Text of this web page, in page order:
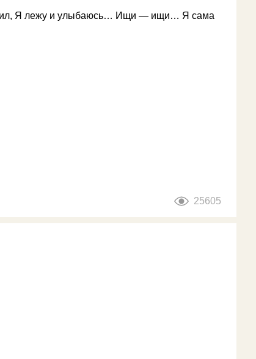
Я лежу и улыбаюсь… Ищи — ищи… Я сама
25605